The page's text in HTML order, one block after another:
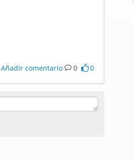
Añadir comentario 0 0